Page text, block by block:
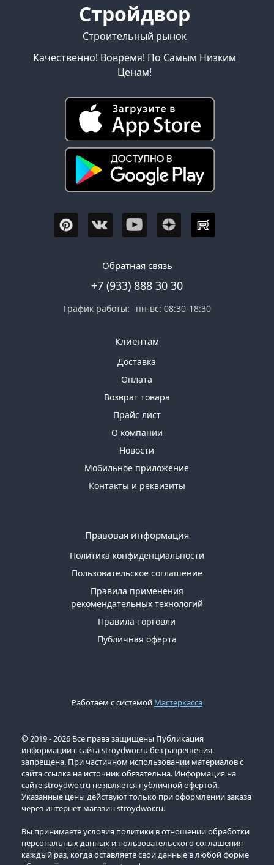
Стройдвор
Строительный рынок
Качественно! Вовремя! По Самым Низким
Ценам!
Обратная связь
+7 (933) 888 30 30
График работы: пн-вс: 08:30-18:30
Клиентам
Доставка
Оплата
Возврат товара
Прайс лист
О компании
Новости
Мобильное приложение
Контакты и реквизиты
Правовая информация
Политика конфиденциальности
Пользовательское соглашение
Правила применения
рекомендательных технологий
Правила торговли
Публичная оферта
Работаем с системой Мастеркасса
© 2019 - 2026 Все права защищены Публикация
информации с сайта stroydwor.ru без разрешения
запрещена. При частичном использовании материалов с
сайта ссылка на источник обязательна. Информация на
сайте stroydwor.ru не является публичной офертой.
Указанные цены действуют только при оформлении заказа
через интернет-магазин stroydwor.ru.
Вы принимаете условия политики в отношении обработки
персональных данных и пользовательского соглашения
каждый раз, когда оставляете свои данные в любой форме